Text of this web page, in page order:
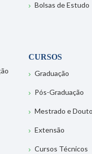
Bolsas de Estudo
CURSOS
Graduação
Pós-Graduação
Mestrado e
Extensão
Cursos Técnicos